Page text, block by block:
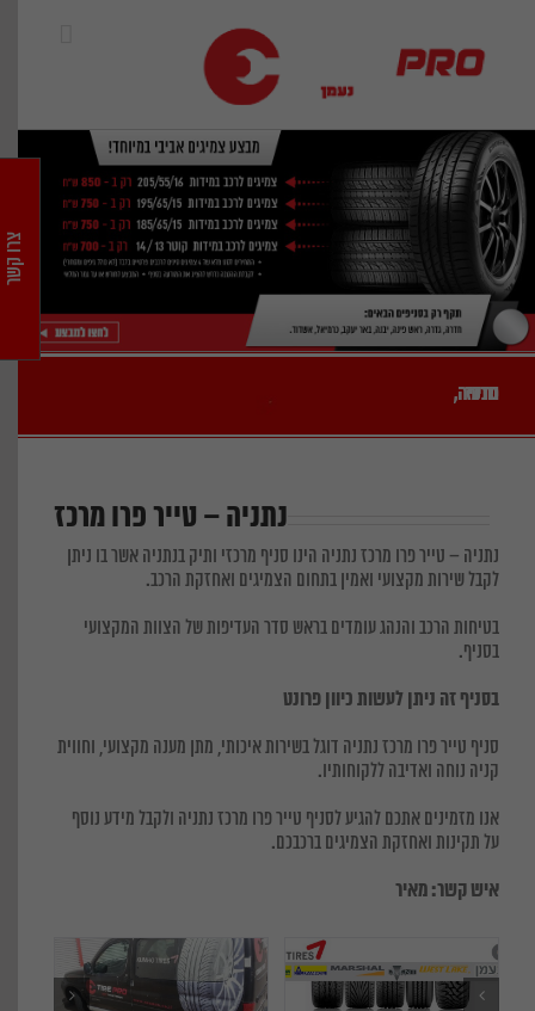
content
נתניה, טייר פרו מרכז
נתניה – טייר פרו מרכז
נתניה – טייר פרו מרכז נתניה הינו סניף מרכזי ותיק בנתניה אשר בו ניתן
לקבל שירות מקצועי ואמין בתחום הצמיגים ואחזקת הרכב.
בטיחות הרכב והנהג עומדים בראש סדר העדיפות של הצוות המקצועי
בסניף.
בסניף זה ניתן לעשות כיוון פרונט
סניף טייר פרו מרכז נתניה דוגל בשירות איכותי, מתן מענה מקצועי, וחווית
קניה נוחה ואדיבה ללקוחותיו.
אנו מזמינים אתכם להגיע לסניף טייר פרו מרכז נתניה ולקבל מידע נוסף
על תקינות ואחזקת הצמיגים ברכבכם.
איש קשר: מאיר
צרו קשר